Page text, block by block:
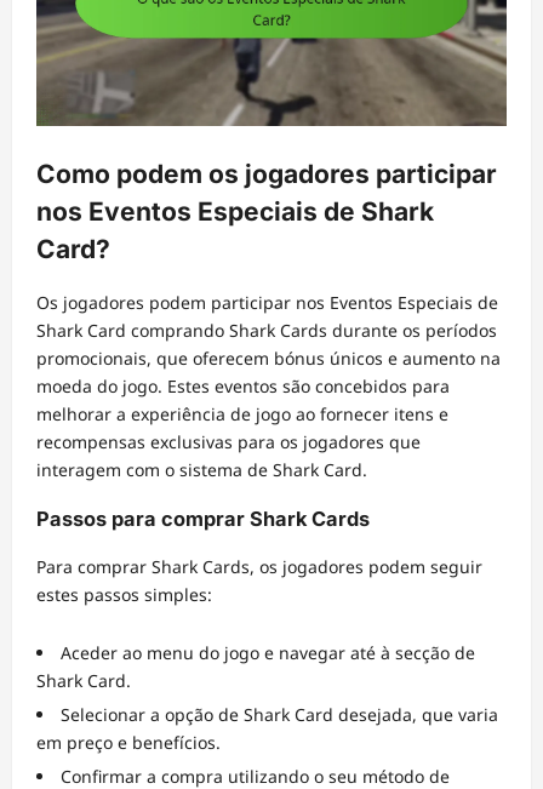
Como podem os jogadores participar
nos Eventos Especiais de Shark
Card?
Os jogadores podem participar nos Eventos Especiais de
Shark Card comprando Shark Cards durante os períodos
promocionais, que oferecem bónus únicos e aumento na
moeda do jogo. Estes eventos são concebidos para
melhorar a experiência de jogo ao fornecer itens e
recompensas exclusivas para os jogadores que
interagem com o sistema de Shark Card.
Passos para comprar Shark Cards
Para comprar Shark Cards, os jogadores podem seguir
estes passos simples:
Aceder ao menu do jogo e navegar até à secção de
Shark Card.
Selecionar a opção de Shark Card desejada, que varia
em preço e benefícios.
Confirmar a compra utilizando o seu método de